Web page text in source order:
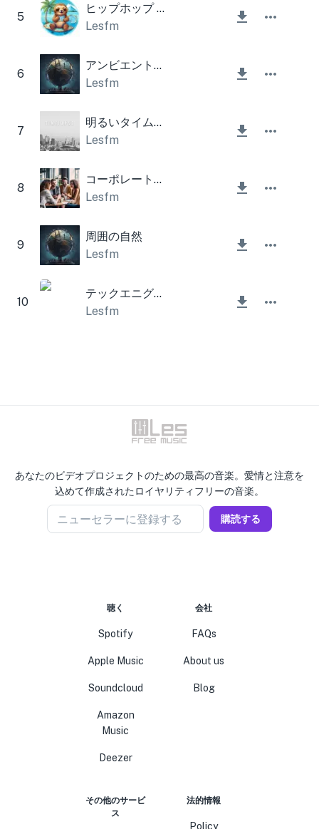
5
ヒップホップ リラックス
Lesfm
6
アンビエントライトピアノ
Lesfm
7
明るいタイムラプス
Lesfm
8
コーポレートモーニング
Lesfm
9
周囲の自然
Lesfm
10
テックエニグマキット
Lesfm
あなたのビデオプロジェクトのための最高の音楽。愛情と注意を
込めて作成されたロイヤリティフリーの音楽。
ニューセラーに登録する 購読する
聴く
Spotify
Apple Music
Soundcloud
Amazon
Music
Deezer
会社
FAQs
About us
Blog
その他のサービ
ス
法的情報
Policy